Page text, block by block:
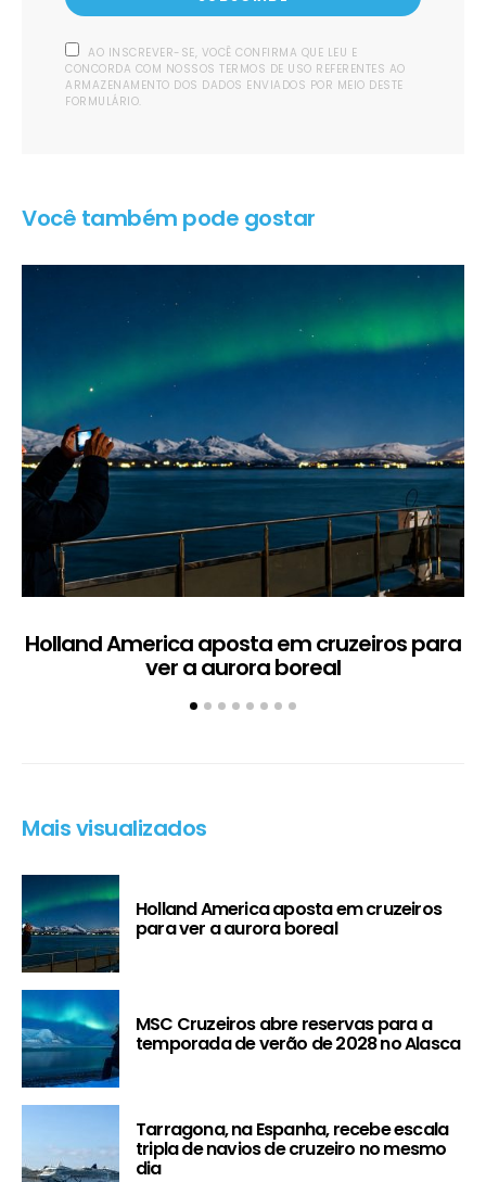
AO INSCREVER-SE, VOCÊ CONFIRMA QUE LEU E
CONCORDA COM NOSSOS TERMOS DE USO REFERENTES AO
ARMAZENAMENTO DOS DADOS ENVIADOS POR MEIO DESTE
FORMULÁRIO.
Você também pode gostar
Holland America aposta em cruzeiros para
ver a aurora boreal
Mais visualizados
Holland America aposta em cruzeiros
para ver a aurora boreal
MSC Cruzeiros abre reservas para a
temporada de verão de 2028 no Alasca
Tarragona, na Espanha, recebe escala
tripla de navios de cruzeiro no mesmo
dia